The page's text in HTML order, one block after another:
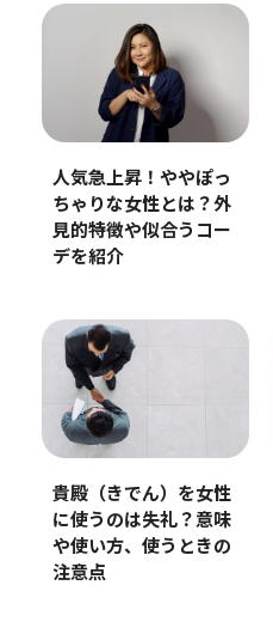
人気急上昇！ややぽっ
ちゃりな女性とは？外
見的特徴や似合うコー
デを紹介
貴殿（きでん）を女性
に使うのは失礼？意味
や使い方、使うときの
注意点